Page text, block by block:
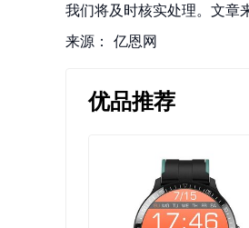
我们将及时核实处理。文章
来源： 亿恩网
优品推荐